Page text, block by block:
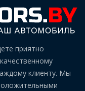
приятно
клиенту. Мы